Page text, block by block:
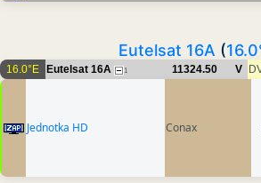
Eutelsat 16A (
16.0°E Eutelsat 16A 1 11324.50 V
Jednotka HD Conax